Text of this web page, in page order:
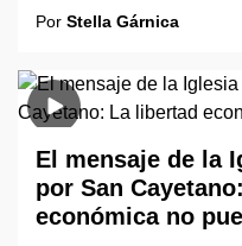
Por Stella Gárnica
El mensaje de la
por San
económica no